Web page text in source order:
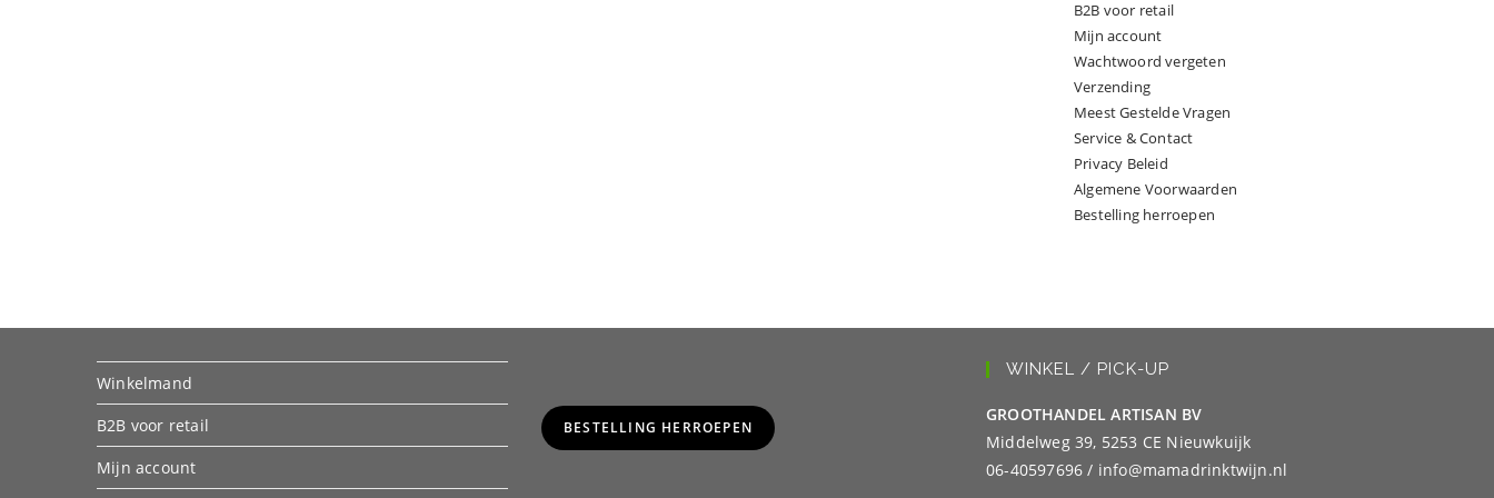
B2B voor retail
Mijn account
Wachtwoord vergeten
Verzending
Meest Gestelde Vragen
Service & Contact
Privacy Beleid
Algemene Voorwaarden
Bestelling herroepen
Winkelmand
B2B voor retail
Mijn account
BESTELLING HERROEPEN
WINKEL / PICK-UP
GROOTHANDEL ARTISAN BV
Middelweg 39, 5253 CE Nieuwkuijk
06-40597696 / info@mamadrinktwijn.nl